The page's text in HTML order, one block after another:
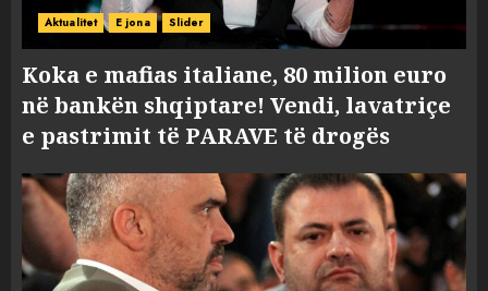
Aktualitet E jona Slider
Koka e mafias italiane, 80 milion euro
në bankën shqiptare! Vendi, lavatriçe
e pastrimit të PARAVE të drogës